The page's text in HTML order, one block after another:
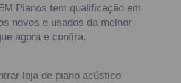
Pianos tem qualificação em
novos e usados da melhor
agora e confira.
loja de piano acústico